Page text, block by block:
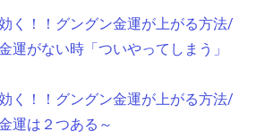
く！！グングン金運が上がる方法/
運がない時「ついやってしまう」
く！！グングン金運が上がる方法/
運は２つある～